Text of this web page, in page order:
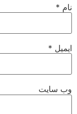
نام *
ایمیل *
وب‌ سایت